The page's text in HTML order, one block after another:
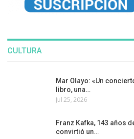
CULTURA
Mar Olayo: «Un
libro, una…
Jul 25, 2026
Franz Kafka, 143 años
convirtió un…